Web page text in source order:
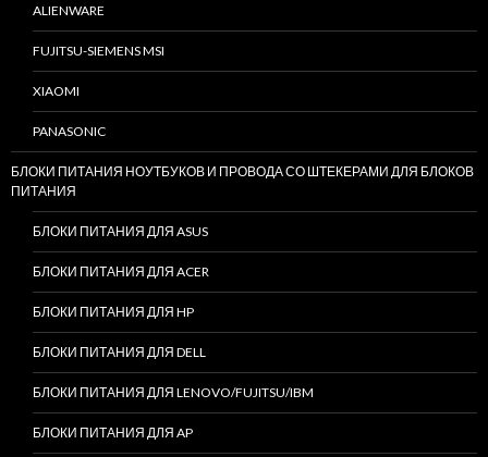
ALIENWARE
FUJITSU-SIEMENS MSI
XIAOMI
PANASONIC
БЛОКИ ПИТАНИЯ НОУТБУКОВ И ПРОВОДА СО ШТЕКЕРАМИ ДЛЯ БЛОКОВ
ПИТАНИЯ
БЛОКИ ПИТАНИЯ ДЛЯ ASUS
БЛОКИ ПИТАНИЯ ДЛЯ ACER
БЛОКИ ПИТАНИЯ ДЛЯ HP
БЛОКИ ПИТАНИЯ ДЛЯ DELL
БЛОКИ ПИТАНИЯ ДЛЯ LENOVO/FUJITSU/IBM
БЛОКИ ПИТАНИЯ ДЛЯ AP